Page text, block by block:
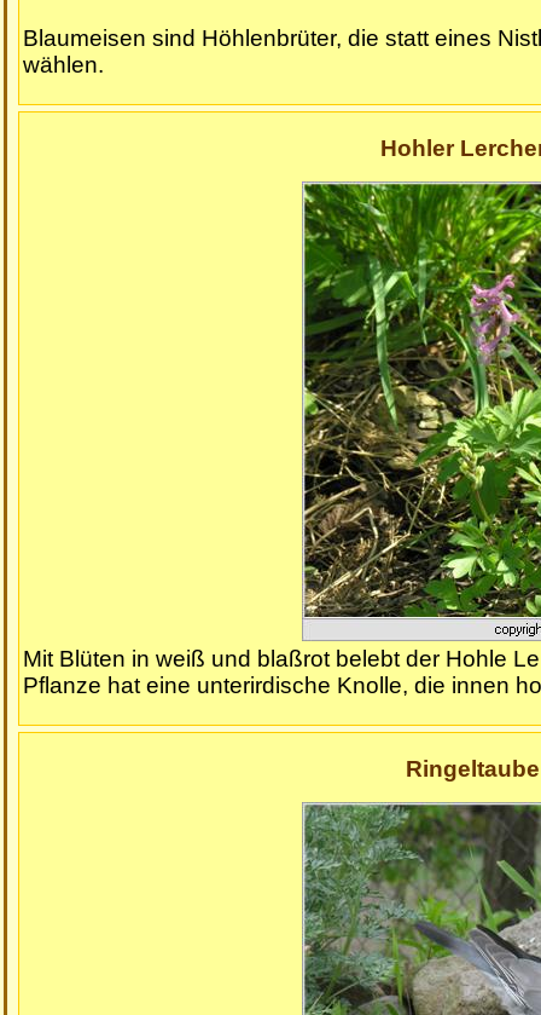
Blaumeisen sind Höhlenbrüter, die statt eines
wählen.
Hohler
Mit Blüten in weiß und blaßrot belebt der Hohle
Pflanze hat eine unterirdische Knolle, die innen